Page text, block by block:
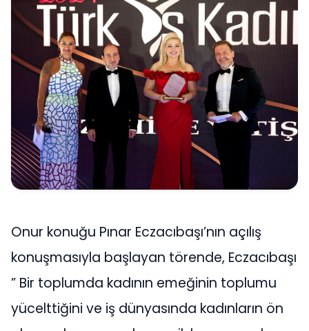
Onur konuğu Pınar Eczacıbaşı’nın açılış
konuşmasıyla başlayan törende, Eczacıbaşı
” Bir toplumda kadının emeğinin toplumu
yücelttiğini ve iş dünyasında kadınların ön